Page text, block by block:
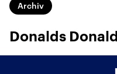
Archiv
Donalds Donald